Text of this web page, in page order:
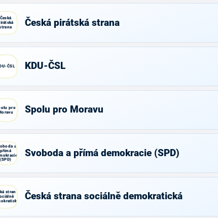
Česká Česká pirátská strana
ČSL KDU-ČSL
pro
Spolu pro Moravu
a
přímá
(SPD)
Svoboda a přímá demokracie (SPD)
strana Česká strana sociálně demokratická